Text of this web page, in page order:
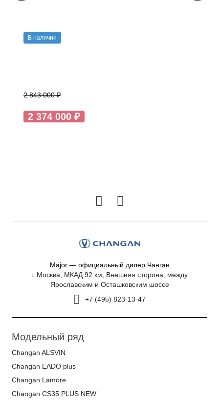
В наличии
2 843 000 ₽
2 374 000 ₽
Major — официальный дилер Чанган
г. Москва, МКАД 92 км, Внешняя сторона, между
Ярославским и Осташковским шоссе
+7 (495) 823-13-47
Модельный ряд
Changan ALSVIN
Changan EADO plus
Changan Lamore
Changan CS35 PLUS NEW